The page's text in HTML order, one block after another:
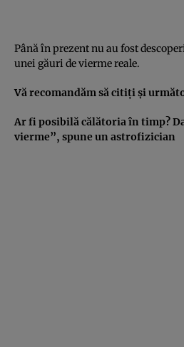
Până în prezent nu au fost
unei găuri de vierme reale.
Vă recomandăm să citiţi şi
Ar fi posibilă călătoria în timp?
vierme”, spune un astrofizician